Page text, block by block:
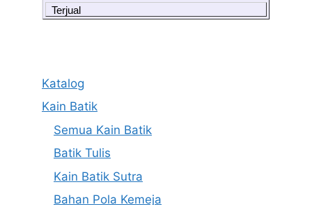
Terjual
Katalog
Kain Batik
Semua Kain Batik
Batik Tulis
Kain Batik Sutra
Bahan Pola Kemeja